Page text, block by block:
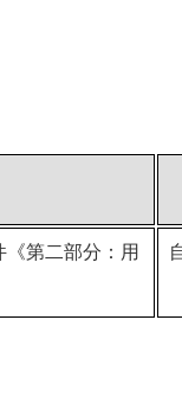
第二部分：用